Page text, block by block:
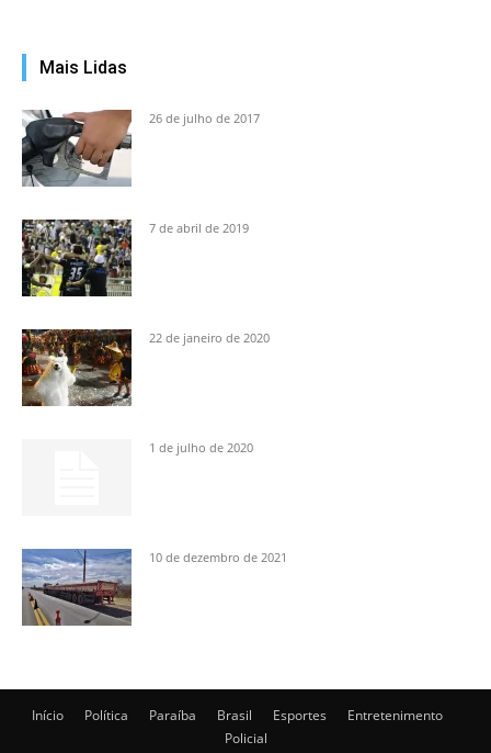
Mais Lidas
26 de julho de 2017
7 de abril de 2019
22 de janeiro de 2020
1 de julho de 2020
10 de dezembro de 2021
Início Política Paraíba Brasil Esportes
Entretenimento
Policial